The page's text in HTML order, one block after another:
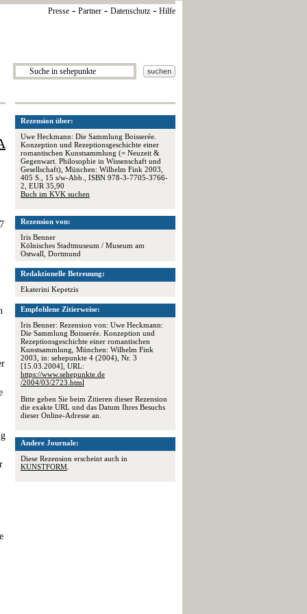
Presse - Partner - Datenschutz - Hilfe
Rezension über:
Uwe Heckmann: Die Sammlung Boisserée.
Konzeption und Rezeptionsgeschichte einer
romantischen Kunstsammlung (= Neuzeit &
Gegenwart. Philosophie in Wissenschaft und
Gesellschaft), München: Wilhelm Fink 2003,
405 S., 15 s/w-Abb., ISBN 978-3-7705-3766-
2, EUR 35,90
Buch im KVK suchen
Rezension von:
Iris Benner
Kölnisches Stadtmuseum / Museum am
Ostwall, Dortmund
Redaktionelle Betreuung:
Ekaterini Kepetzis
Empfohlene Zitierweise:
Iris Benner: Rezension von: Uwe Heckmann:
Die Sammlung Boisserée. Konzeption und
Rezeptionsgeschichte einer romantischen
Kunstsammlung, München: Wilhelm Fink
2003, in: sehepunkte 4 (2004), Nr. 3
[15.03.2004], URL:
https://www.sehepunkte.de
/2004/03/2723.html
Bitte geben Sie beim Zitieren dieser Rezension
die exakte URL und das Datum Ihres Besuchs
dieser Online-Adresse an.
Andere Journale:
Diese Rezension erscheint auch in
KUNSTFORM